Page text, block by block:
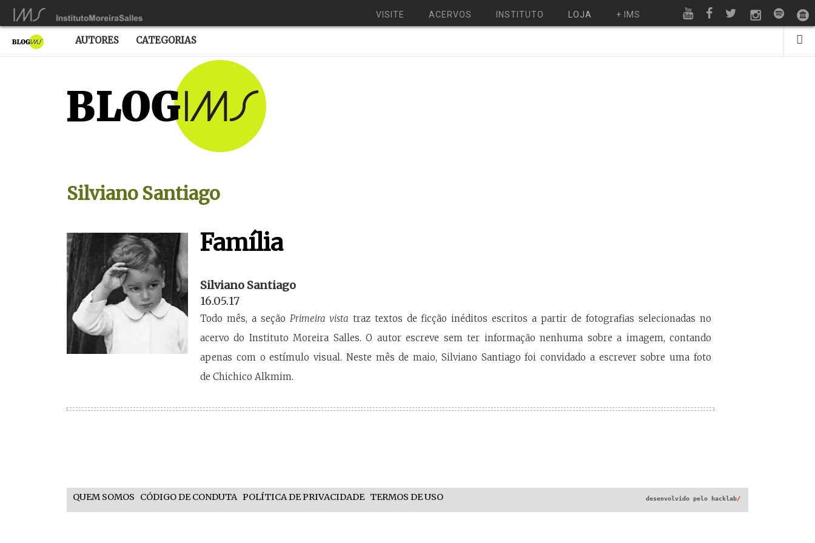
VISITE ACERVOS INSTITUTO LOJA + IMS
AUTORES CATEGORIAS
Silviano Santiago
Família
Silviano Santiago
16.05.17
Todo mês, a seção Primeira vista traz textos de ficção inéditos escritos a partir de fotografias selecionadas no
acervo do Instituto Moreira Salles. O autor escreve sem ter informação nenhuma sobre a imagem, contando
apenas com o estímulo visual. Neste mês de maio, Silviano Santiago foi convidado a escrever sobre uma foto
de Chichico Alkmim.
QUEM SOMOS CÓDIGO DE CONDUTA POLÍTICA DE PRIVACIDADE TERMOS DE USO desenvolvido pelo hacklab/